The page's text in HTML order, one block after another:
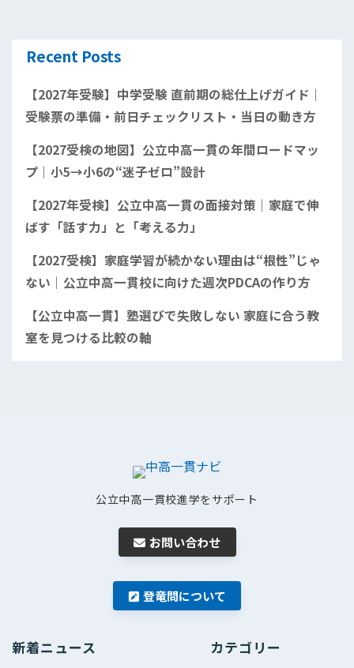
Recent Posts
【2027年受験】中学受験 直前期の総仕上げガイド｜
受験票の準備・前日チェックリスト・当日の動き方
【2027受検の地図】公立中高一貫の年間ロードマッ
プ｜小5→小6の“迷子ゼロ”設計
【2027年受検】公立中高一貫の面接対策｜家庭で伸
ばす「話す力」と「考える力」
【2027受検】家庭学習が続かない理由は“根性”じゃ
ない｜公立中高一貫校に向けた週次PDCAの作り方
【公立中高一貫】塾選びで失敗しない 家庭に合う教
室を見つける比較の軸
公立中高一貫校進学をサポート
お問い合わせ
登竜問について
新着ニュース カテゴリー